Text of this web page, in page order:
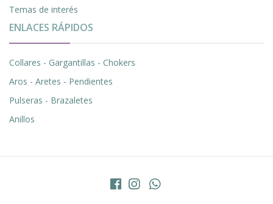
Temas de interés
ENLACES RÁPIDOS
Collares - Gargantillas - Chokers
Aros - Aretes - Pendientes
Pulseras - Brazaletes
Anillos